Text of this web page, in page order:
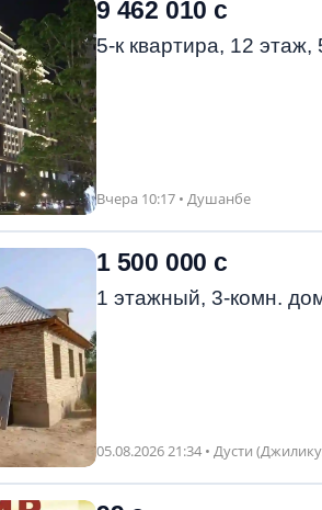
9 462 010 с
5-к квартира, 12
Вчера 10:17 • Душанбе
1 500 000 с
1 этажный, 3-комн.
05.08.2026 21:34 • Дусти